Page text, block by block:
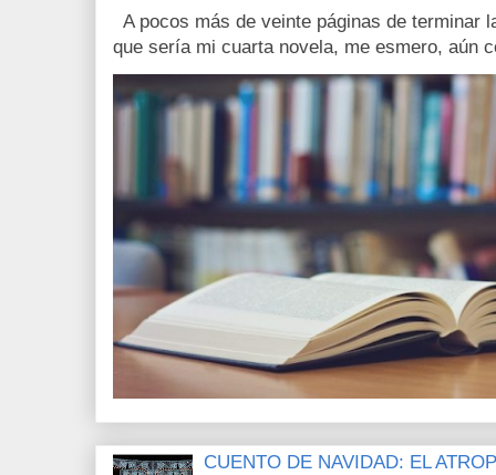
A pocos más de veinte páginas de terminar
que sería mi cuarta novela, me esmero, aún
CUENTO DE NAVIDAD: EL